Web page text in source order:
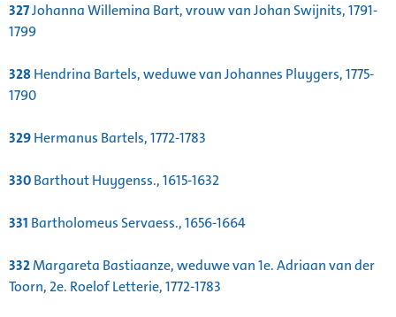
327Johanna Willemina Bart, vrouw van Johan Swijnits, 1791-
1799
328Hendrina Bartels, weduwe van Johannes Pluygers, 1775-
1790
329Hermanus Bartels, 1772-1783
330Barthout Huygenss., 1615-1632
331 Bartholomeus Servaess., 1656-1664
332Margareta Bastiaanze, weduwe van 1e. Adriaan van der
Toorn, 2e. Roelof Letterie, 1772-1783